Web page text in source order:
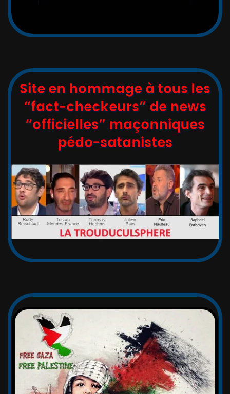
Site en hommage à tous les
“fact-checkeurs” de news
“officielles” maçonniques
pédo-satanistes